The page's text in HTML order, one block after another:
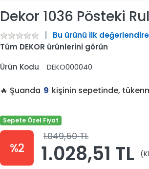
Dekor 1036 Pösteki
Bu ürünü ilk
Tüm DEKOR ürünlerini görün
Ürün Kodu
DEKO000040
🔥 Şuanda 9 kişinin sepetinde,
Sepete Özel Fiyat
%2
1.049,50 TL
1.028,51 TL